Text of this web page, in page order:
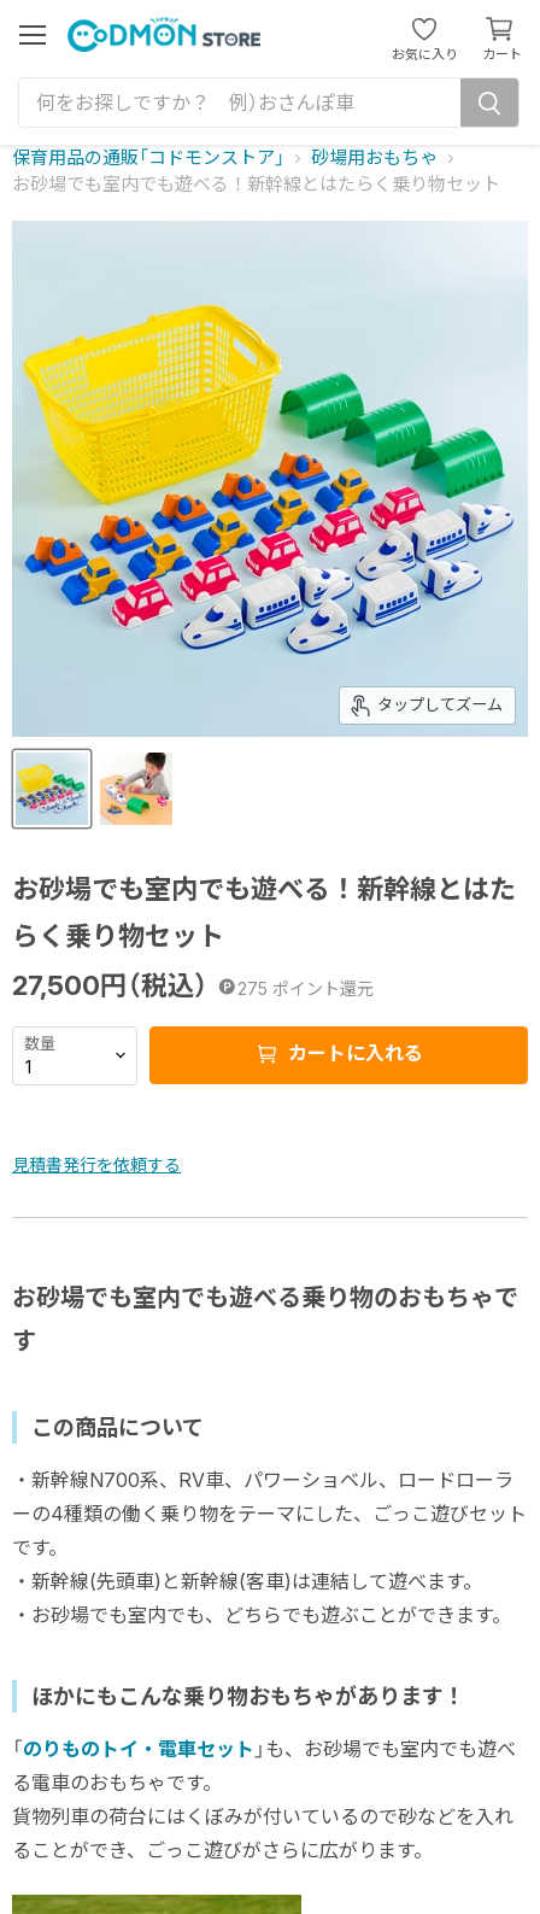
ュ
ー
お気に入り カート
カ
ー
ト
見
保育用品の通販「コドモンストア」
砂場用おもちゃ
お砂場でも室内でも遊べる！新幹線とはたらく乗り物セット
タップしてズーム
お砂場でも室内でも遊べる！新幹線とはた
らく乗り物セット
27,500円（税込） 275 ポイント還元
数量 カートに入れる
見積書発行を依頼する
お砂場でも室内でも遊べる乗り物のおもちゃで
す
この商品について
・新幹線N700系、RV車、パワーショベル、ロードローラ
ーの4種類の働く乗り物をテーマにした、ごっこ遊びセット
です。
・新幹線(先頭車)と新幹線(客車)は連結して遊べます。
・お砂場でも室内でも、どちらでも遊ぶことができます。
ほかにもこんな乗り物おもちゃがあります！
「のりものトイ・電車セット 」も、お砂場でも室内でも遊べ
る電車のおもちゃです。
貨物列車の荷台にはくぼみが付いているので砂などを入れ
ることができ、ごっこ遊びがさらに広がります。